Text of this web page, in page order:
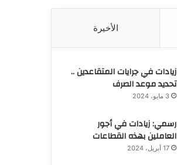
الأخيرة
زيادات في جرايات المتقاعدين ..
تحديد موعد الصرف
3 مايو، 2024
رسمي: زيادات في أجور
العاملين بهذه القطاعات
17 أبريل، 2024